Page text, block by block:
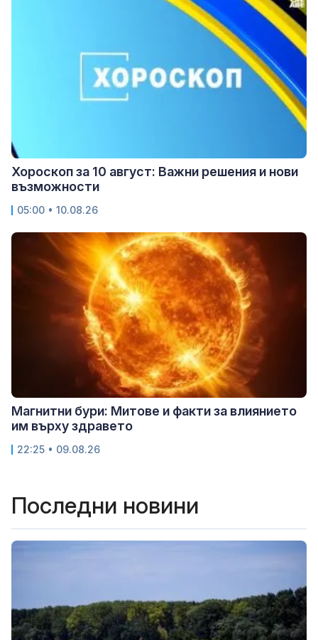
Хороскоп за 10 август: Важни решения и нови
възможности
05:00 • 10.08.26
Магнитни бури: Митове и факти за влиянието
им върху здравето
22:25 • 09.08.26
Последни новини